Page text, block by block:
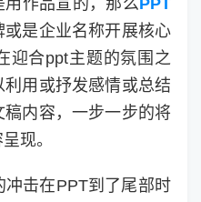
或是企业名称开展核心
迎合ppt主题的氛围之
用或抒发感情或总结
内容，一步一步的将
现。
击在PPT到了尾部时